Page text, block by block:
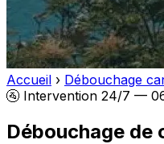
Accueil › Débouchage
🚰 Intervention 24/7 —
Débouchage de